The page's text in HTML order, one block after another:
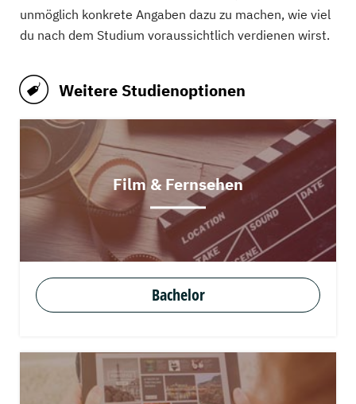
unmöglich konkrete Angaben dazu zu machen, wie viel
du nach dem Studium voraussichtlich verdienen wirst.
Weitere Studienoptionen
Film & Fernsehen
Bachelor